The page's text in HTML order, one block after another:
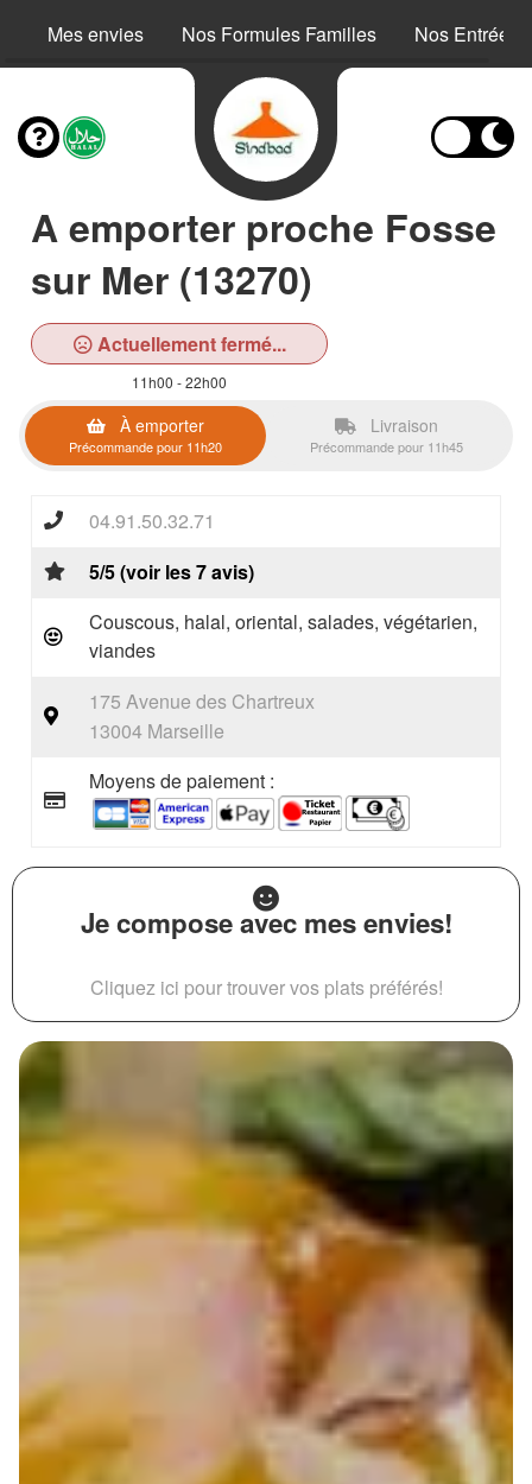
Mes envies Nos Formules Familles Nos Entrées
A emporter proche Fosse
sur Mer (13270)
Actuellement fermé...
11h00 - 22h00
À emporter
Précommande pour 11h20
Livraison
Précommande pour 11h45
04.91.50.32.71
5/5 (voir les 7 avis)
Couscous, halal, oriental, salades, végétarien,
viandes
175 Avenue des Chartreux
13004 Marseille
Moyens de paiement :
Je compose avec mes envies!
Cliquez ici pour trouver vos plats préférés!